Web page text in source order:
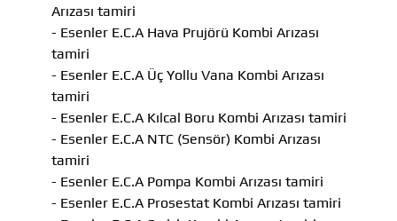
Arızası tamiri
- Esenler E.C.A Hava Prujörü Kombi Arızası
tamiri
- Esenler E.C.A Üç Yollu Vana Kombi Arızası
tamiri
- Esenler E.C.A Kılcal Boru Kombi Arızası tamiri
- Esenler E.C.A NTC (Sensör) Kombi Arızası
tamiri
- Esenler E.C.A Pompa Kombi Arızası tamiri
- Esenler E.C.A Prosestat Kombi Arızası tamiri